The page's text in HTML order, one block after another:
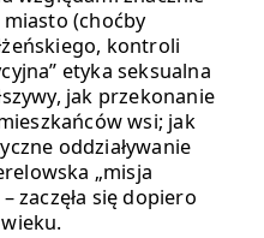
(choćby
kontroli
etyka seksualna
jak przekonanie
wsi; jak
oddziaływanie
„misja
zaczęła się dopiero